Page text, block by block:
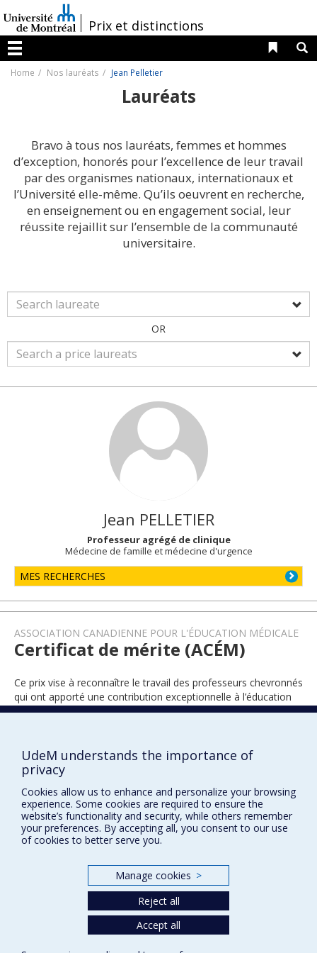
au
contenu
/Prix et distinctions
Menu
Liens
Home Nos lauréats Jean Pelletier
Lauréats
Bravo à tous nos lauréats, femmes et hommes
d’exception, honorés pour l’excellence de leur travail
par des organismes nationaux, internationaux et
l’Université elle-même. Qu’ils oeuvrent en recherche,
en enseignement ou en engagement social, leur
réussite rejaillit sur l’ensemble de la communauté
universitaire.
OR
Jean PELLETIER
Professeur agrégé de clinique
Médecine de famille et médecine d'urgence
MES RECHERCHES
ASSOCIATION CANADIENNE POUR L'ÉDUCATION MÉDICALE
Certificat de mérite (ACÉM)
Ce prix vise à reconnaître le travail des professeurs chevronnés
qui ont apporté une contribution exceptionnelle à l’éducation
médicale tout au long de leur carrière universitaire.
Privacy
UdeM understands the importance of
privacy
Cookies allow us to enhance and personalize your browsing
experience. Some cookies are required to ensure the
website’s functionality and security, while others remember
your preferences. By accepting all, you consent to our use
of cookies to better serve you.
Manage cookies >
Reject all
Accept all